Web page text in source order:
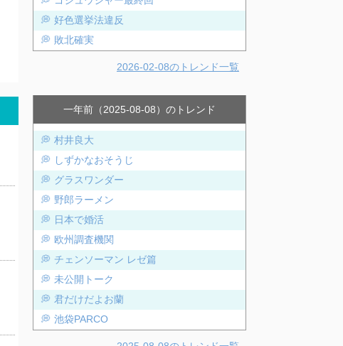
好色選挙法違反
敗北確実
2026-02-08のトレンド一覧
一年前（2025-08-08）のトレンド
村井良大
しずかなおそうじ
グラスワンダー
野郎ラーメン
日本で婚活
欧州調査機関
チェンソーマン レゼ篇
未公開トーク
君だけだよお蘭
池袋PARCO